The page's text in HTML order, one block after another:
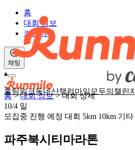
홈팀워크동네산책런마일 모두의챌린지
홈
대회 정보
커뮤니티
채팅
홈 > 대회 정보 > 대회 상세
10/4 일
모집중 진행 예정 대회 5km 10km 기타
파주북시티마라톤